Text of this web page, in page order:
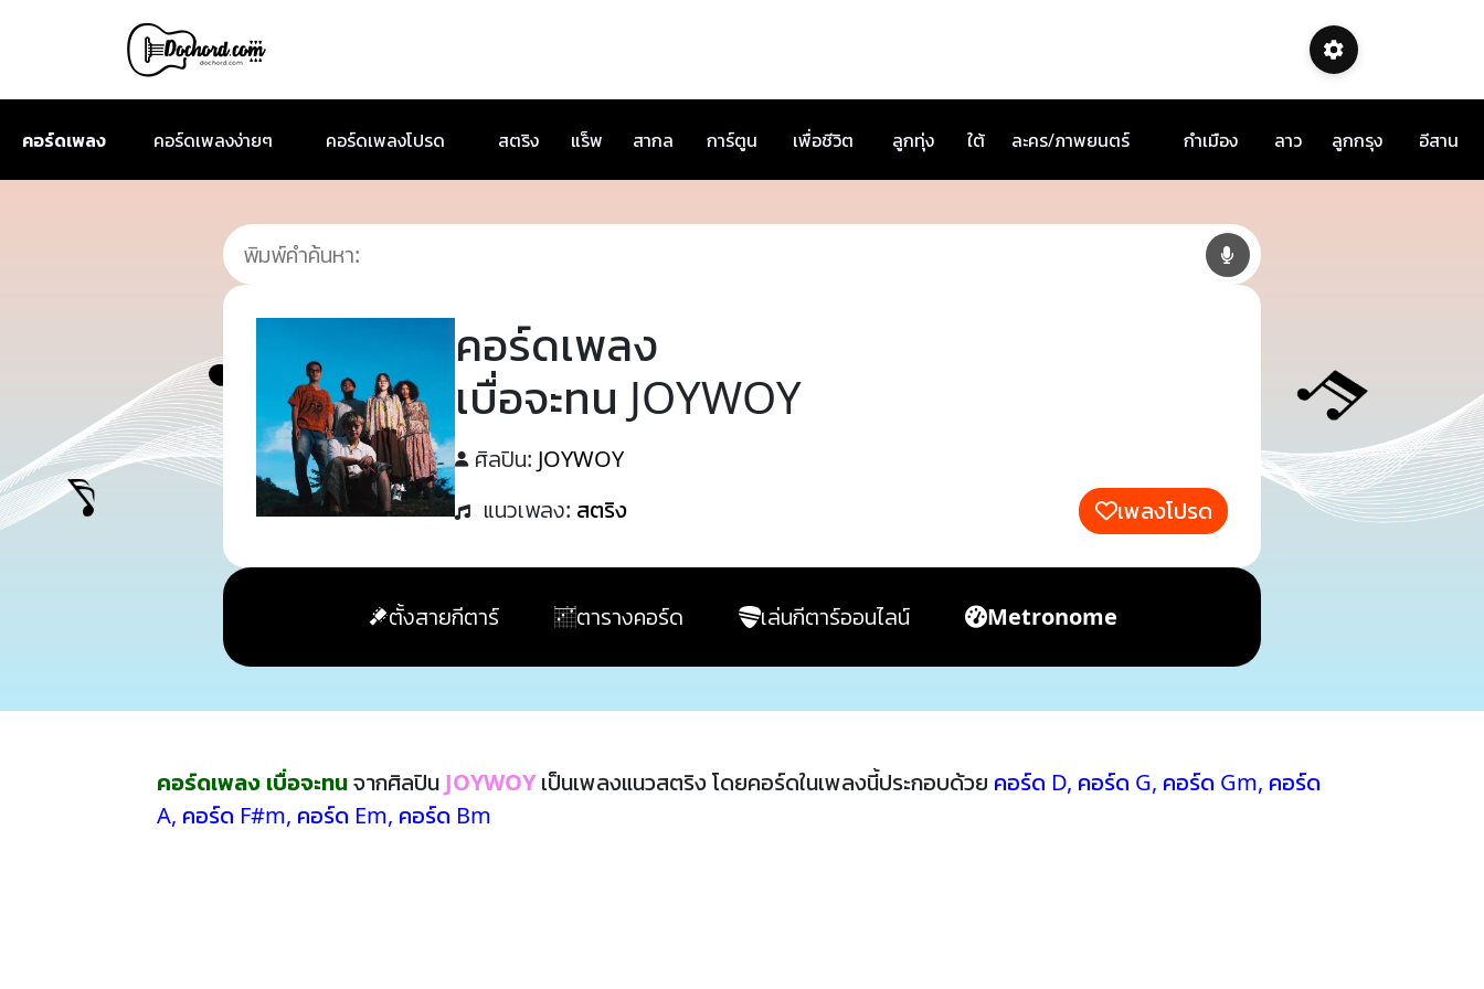
คอร์ดเพลง คอร์ดเพลงง่ายๆ คอร์ดเพลงโปรด สตริง แร็พ สากล การ์ตูน เพื่อชีวิต ลูกทุ่ง ใต้ ละคร/ภาพยนตร์ กำเมือง ลาว ลูกกรุง อีสาน
คอร์ดเพลง
เบื่อจะทน JOYWOY
ศิลปิน: JOYWOY
แนวเพลง: สตริง เพลงโปรด
ตั้งสายกีตาร์ ตารางคอร์ด เล่นกีตาร์ออนไลน์ Metronome
คอร์ดเพลง เบื่อจะทนจากศิลปิน JOYWOYเป็นเพลงแนวสตริง โดยคอร์ดในเพลงนี้ประกอบด้วย คอร์ด D, คอร์ด G, คอร์ด Gm, คอร์ด
A, คอร์ด F#m, คอร์ด Em, คอร์ด Bm